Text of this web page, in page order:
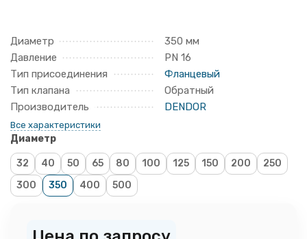
Диаметр
350 мм
Давление
PN 16
Тип присоединения
Фланцевый
Тип клапана
Обратный
Производитель
DENDOR
Все характеристики
Диаметр
32 40 50 65 80 100 125 150 200
250
300
350 400 500